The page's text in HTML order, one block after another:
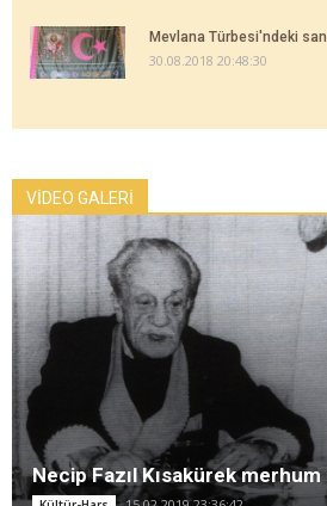
Mevlana Türbesi'ndeki
30.08.2018 20:48:30
VİDEO GALERİ
Necip Fazıl Kısakürek merhum